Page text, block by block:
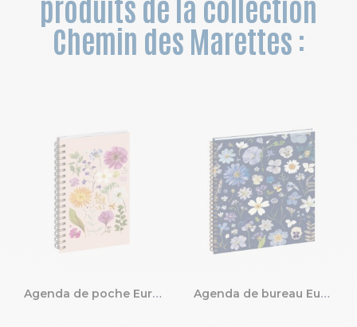
produits de la collection
Chemin des Marettes :
Agenda de poche Eurotime 16S spiralé Chemin des Marettes intérieur recyclé 9 x 16 cm Semainier Janvier à Décembre 2027 Agenda de bureau Eurotime 22S spiralé Chemin des Marettes intérieur recyclé 18,5 x 22,5 cm Semainier Janvier à Décembre 2027